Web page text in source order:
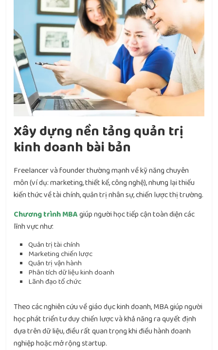
Xây dựng nền tảng quản trị
kinh doanh bài bản
Freelancer và founder thường mạnh về kỹ năng chuyên
môn (ví dụ: marketing, thiết kế, công nghệ), nhưng lại thiếu
kiến thức về tài chính, quản trị nhân sự, chiến lược thị trường.
Chương trình MBAgiúp người học tiếp cận toàn diện các
lĩnh vực như:
Quản trị tài chính
Marketing chiến lược
Quản trị vận hành
Phân tích dữ liệu kinh doanh
Lãnh đạo tổ chức
Theo các nghiên cứu về giáo dục kinh doanh, MBA giúp người
học phát triển tư duy chiến lược và khả năng ra quyết định
dựa trên dữ liệu, điều rất quan trọng khi điều hành doanh
nghiệp hoặc mở rộng startup.